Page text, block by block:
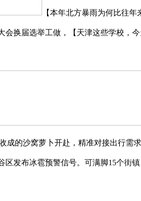
【本年北方暴雨为何比往
换届选举工做，【天津这些学校，
成的沙窝萝卜开赴，精准对接出行需
发布冰雹预警信号。可满脚15个街